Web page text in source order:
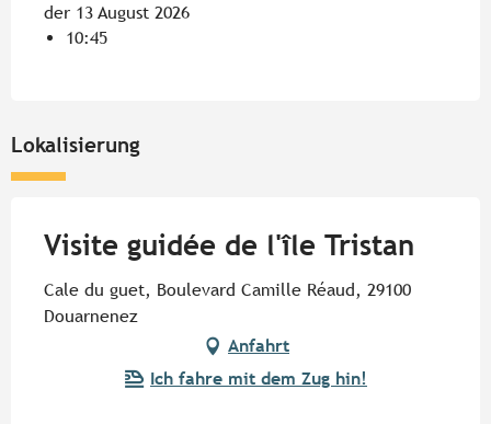
der 13 August 2026
10:45
Lokalisierung
Visite guidée de l'île Tristan
Cale du guet, Boulevard Camille Réaud, 29100
Douarnenez
Anfahrt
Ich fahre mit dem Zug hin!